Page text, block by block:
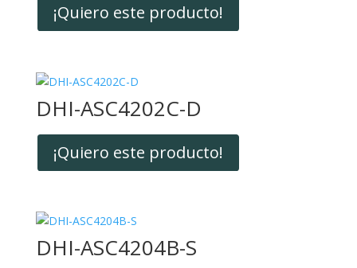
¡Quiero este producto!
DHI-ASC4202C-D
¡Quiero este producto!
DHI-ASC4204B-S